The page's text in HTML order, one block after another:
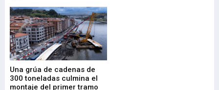
Una grúa de cadenas de
300 toneladas culmina el
montaje del primer tramo